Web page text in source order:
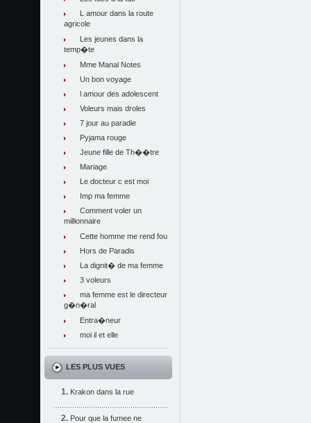
L amour dans la route
agricole
Les jeunes dans la
temp�te
Mme Manal Notes
Un bon voyage
l amour des adolescent
Voleurs mais droles
7 jour au paradie
Pyjama rouge
Jeune fille de Th��tre
Mariage
Le docteur c est moi
Imp ma femme
Comment voler un
millionnaire
Cette homme me rend fou
Hors de Paradis
La dignit� de ma femme
3 voleurs
ma femme est le directeur
g�n�ral
Entra�neur
moi il et elle
LES PLUS VUES
Krakon dans la rue
Pour que la fumee ne